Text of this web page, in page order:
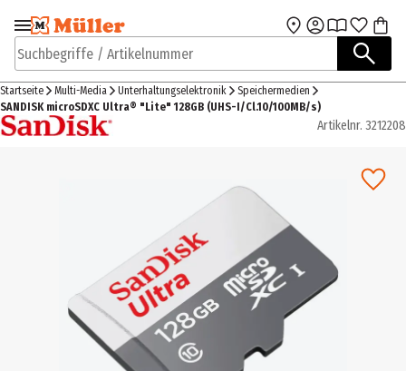
Zur Navigation
springen
Zum Hauptinhalt
Suchbegriffe / Artikelnummer
Startseite Multi-Media Unterhaltungselektronik
Speichermedien
SANDISK microSDXC Ultra® "Lite" 128GB (UHS-I/Cl.10/100MB/s)
Artikelnr. 3212208